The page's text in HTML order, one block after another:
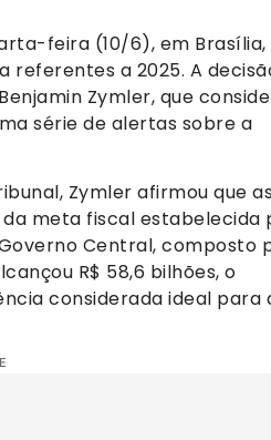
feira (10/6), em Brasília,
referentes a 2025. A
Zymler, que
série de alertas sobre a
Zymler afirmou que as
meta fiscal estabelecida
Central, composto
R$ 58,6 bilhões, o
considerada ideal para